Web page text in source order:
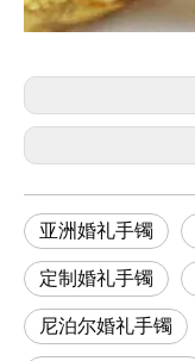
亚洲婚礼手镯
定制婚礼手镯
尼泊尔婚礼手镯